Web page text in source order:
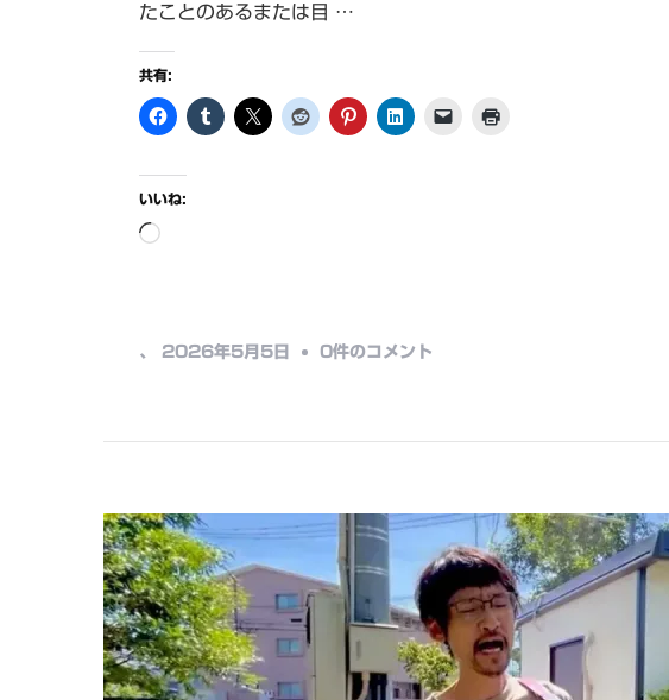
たことのあるまたは目 …
共有:
いいね:
読
中…
、 2026年5月5日 キ
キ
140
0件のコメント